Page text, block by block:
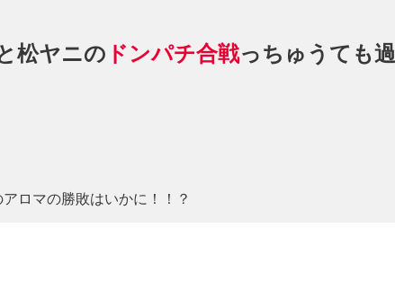
松ヤニの ドンパチ合戦っちゅうても過
ロマの勝敗はいかに！！？